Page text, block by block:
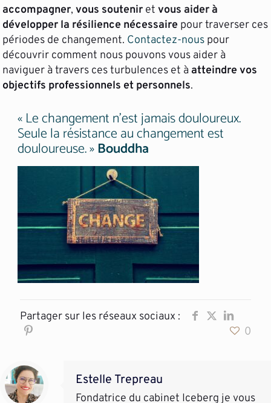
accompagner,vous soutenir etvous aider à
développer la résilience nécessaire pour traverser ces
périodes de changement. Contactez-nous pour
découvrir comment nous pouvons vous aider à
naviguer à travers ces turbulences et à atteindre vos
objectifs professionnels et personnels.
« Le changement n’est jamais douloureux.
Seule la résistance au changement est
douloureuse. »Bouddha
Partager sur les réseaux sociaux :
0
Estelle Trepreau
Fondatrice du cabinet Iceberg je vous